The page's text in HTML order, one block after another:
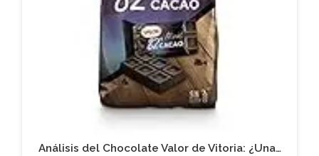
Análisis del Chocolate Valor de Vitoria: ¿Una…